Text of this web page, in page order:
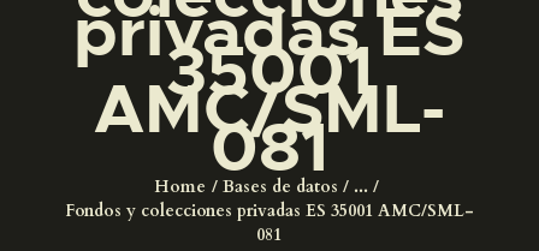
privadas ES
35001
AMC/SML-
081
Home Bases de datos
...
Fondos y colecciones privadas ES 35001 AMC/SML-
081
ACTIVIDADES
█
EL MUSEO
COLECCIONES